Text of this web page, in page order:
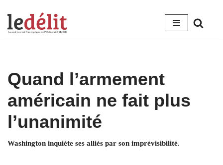
Aller
Quand l’armement
américain ne fait plus
l’unanimité
Washington inquiète ses alliés par son imprévisibilité.